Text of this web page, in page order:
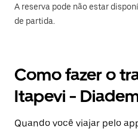
A reserva pode não estar
de partida.
Como fazer o
Itapevi -
Quando você viajar pelo